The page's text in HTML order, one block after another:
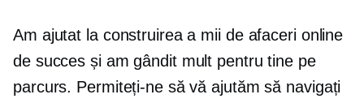
Am ajutat la construirea a mii de afaceri online
de succes și am gândit mult pentru tine pe
parcurs. Permiteți-ne să vă ajutăm să navigați